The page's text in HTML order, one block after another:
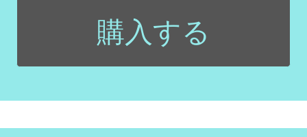
購入する